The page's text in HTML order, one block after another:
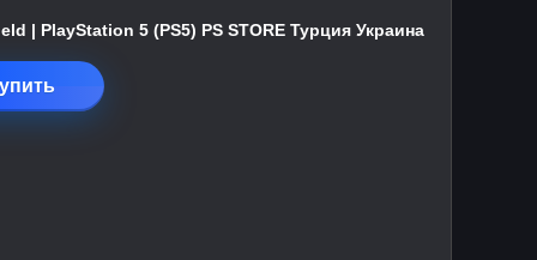
| PlayStation 5 (PS5) PS STORE Турция Украина